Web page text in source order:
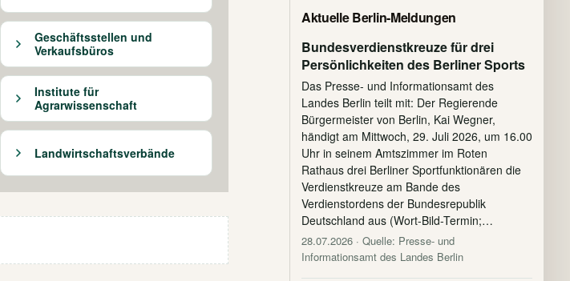
Aktuelle Berlin-Meldungen
Bundesverdienstkreuze für drei
Persönlichkeiten des Berliner Sports
Das Presse- und Informationsamt des
Landes Berlin teilt mit: Der Regierende
Bürgermeister von Berlin, Kai Wegner,
händigt am Mittwoch, 29. Juli 2026, um 16.00
Uhr in seinem Amtszimmer im Roten
Rathaus drei Berliner Sportfunktionären die
Verdienstkreuze am Bande des
Verdienstordens der Bundesrepublik
Deutschland aus (Wort-Bild-Termin;…
28.07.2026 · Quelle: Presse- und
Informationsamt des Landes Berlin
Geschäftsstellen und
Verkaufsbüros
Institute für
Agrarwissenschaft
Landwirtschaftsverbände